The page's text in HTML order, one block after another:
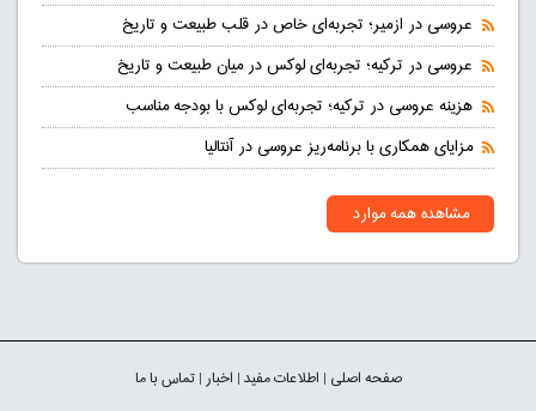
عروسی در ازمیر؛ تجربه‌ای خاص در قلب طبیعت و تاریخ
عروسی در ترکیه؛ تجربه‌ای لوکس در میان طبیعت و تاریخ
هزینه عروسی در ترکیه؛ تجربه‌ای لوکس با بودجه مناسب
مزایای همکاری با برنامه‌ریز عروسی در آنتالیا
مشاهده همه موارد
صفحه اصلی | اطلاعات مفید| اخبار|تماس با ما